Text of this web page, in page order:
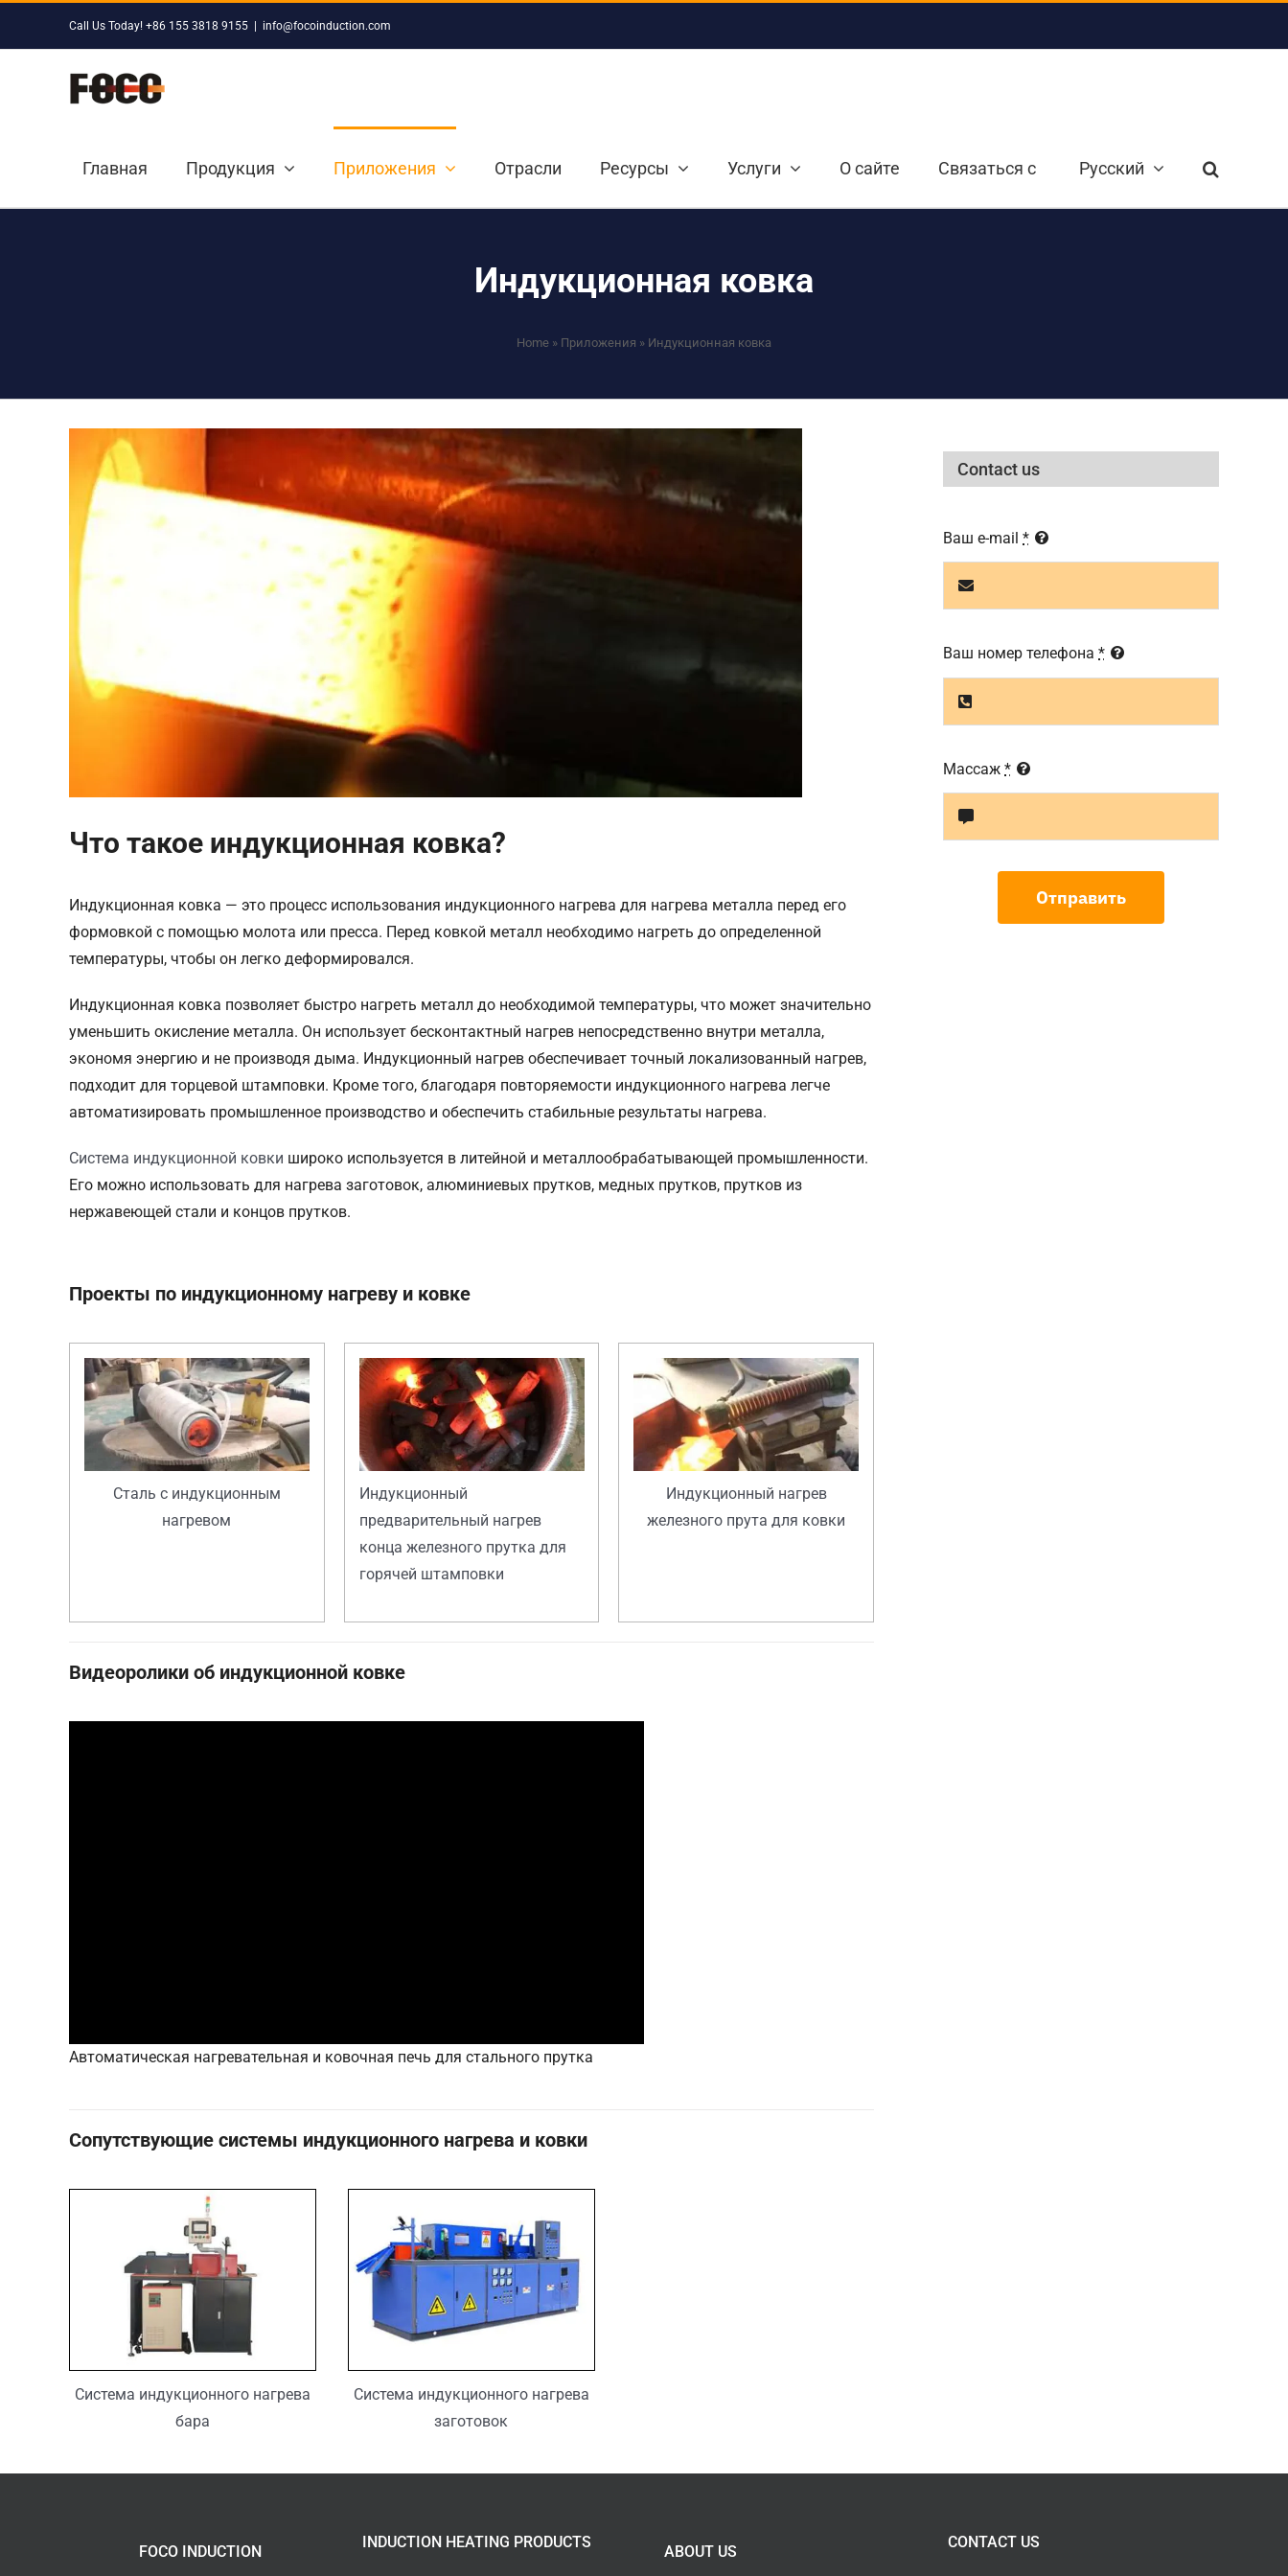
Call Us Today! +86 155 3818 9155 info@focoinduction.com
Главная Продукция Приложения Отрасли Ресурсы Услуги О сайте Связаться с Русский
Индукционная ковка
Home » Приложения » Индукционная ковка
Что такое индукционная ковка?
Индукционная ковка — это процесс использования индукционного нагрева для нагрева металла перед его
формовкой с помощью молота или пресса. Перед ковкой металл необходимо нагреть до определенной
температуры, чтобы он легко деформировался.
Индукционная ковка позволяет быстро нагреть металл до необходимой температуры, что может значительно
уменьшить окисление металла. Он использует бесконтактный нагрев непосредственно внутри металла,
экономя энергию и не производя дыма. Индукционный нагрев обеспечивает точный локализованный нагрев,
подходит для торцевой штамповки. Кроме того, благодаря повторяемости индукционного нагрева легче
автоматизировать промышленное производство и обеспечить стабильные результаты нагрева.
Система индукционной ковки широко используется в литейной и металлообрабатывающей промышленности.
Его можно использовать для нагрева заготовок, алюминиевых прутков, медных прутков, прутков из
нержавеющей стали и концов прутков.
Проекты по индукционному нагреву и ковке
Сталь с индукционным
нагревом
Индукционный
предварительный нагрев
конца железного прутка для
горячей штамповки
Индукционный нагрев
железного прута для ковки
Видеоролики об индукционной ковке
Автоматическая нагревательная и ковочная печь для стального прутка
Сопутствующие системы индукционного нагрева и ковки
Система индукционного нагрева
бара
Система индукционного нагрева
заготовок
Contact us
Ваш e-mail *
Ваш номер телефона *
Массаж *
Отправить
FOCO INDUCTION
INDUCTION HEATING PRODUCTS
ABOUT US
CONTACT US